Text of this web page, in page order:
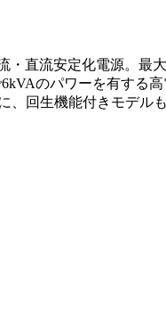
・直流安定化電源。最
のパワーを有する
回生機能付きモデル